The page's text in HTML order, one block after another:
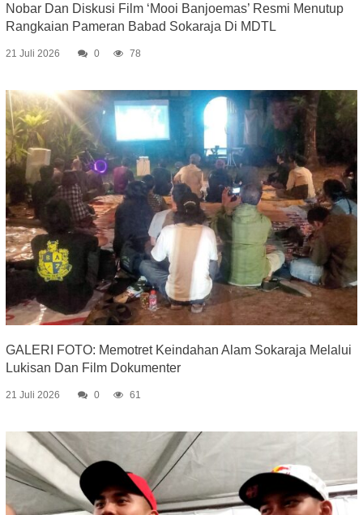
Nobar Dan Diskusi Film ‘Mooi Banjoemas’ Resmi Menutup
Rangkaian Pameran Babad Sokaraja Di MDTL
21 Juli 2026 0 78
GALERI FOTO: Memotret Keindahan Alam Sokaraja Melalui
Lukisan Dan Film Dokumenter
21 Juli 2026 0 61